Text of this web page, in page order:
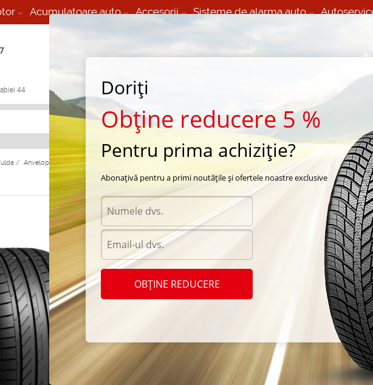
Acumulatoare auto Accesorii Sisteme de alarma auto
44
Vulcanizare Mobila 24/7 non
/ Anvelope de vara Fulda Fulda SportControl 205/50 R17 93W
Fulda
205/50
Doriți
Obține reducere 5 %
Pentru prima achiziție?
Abonațivă pentru a primi noutățile și ofertele noastre exclusive
OBȚINE REDUCERE